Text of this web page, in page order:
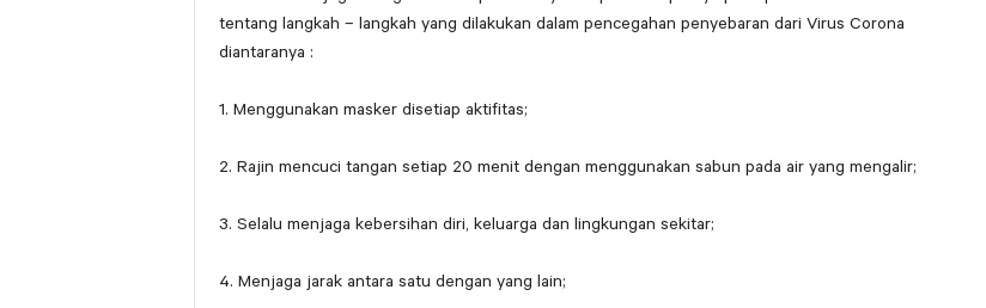
tentang langkah – langkah yang dilakukan dalam pencegahan penyebaran dari Virus Corona
diantaranya :
1. Menggunakan masker disetiap aktifitas;
2. Rajin mencuci tangan setiap 20 menit dengan menggunakan sabun pada air yang mengalir;
3. Selalu menjaga kebersihan diri, keluarga dan lingkungan sekitar;
4. Menjaga jarak antara satu dengan yang lain;